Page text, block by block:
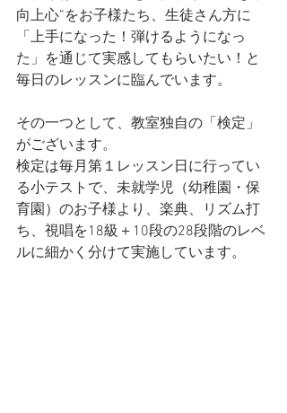
向上心”をお子様たち、生徒さん方に
「上手になった！弾けるようになっ
た」を通じて実感してもらいたい！と
毎日のレッスンに臨んでいます。
その一つとして、教室独自の「検定」
がございます。
検定は毎月第１レッスン日に行ってい
る小テストで、未就学児（幼稚園・保
育園）のお子様より、楽典、リズム打
ち、視唱を18級＋10段の28段階のレベ
ルに細かく分けて実施しています。